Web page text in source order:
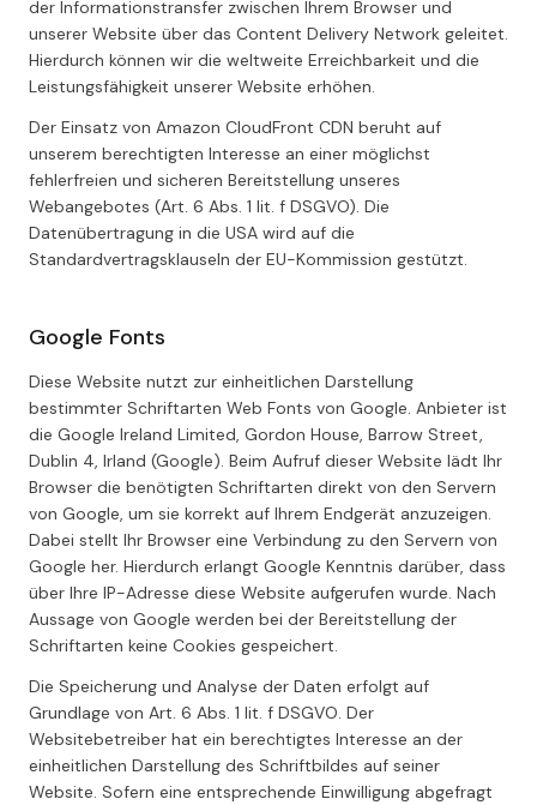
der Informationstransfer zwischen Ihrem Browser und
unserer Website über das Content Delivery Network geleitet.
Hierdurch können wir die weltweite Erreichbarkeit und die
Leistungsfähigkeit unserer Website erhöhen.
Der Einsatz von Amazon CloudFront CDN beruht auf
unserem berechtigten Interesse an einer möglichst
fehlerfreien und sicheren Bereitstellung unseres
Webangebotes (Art. 6 Abs. 1 lit. f DSGVO). Die
Datenübertragung in die USA wird auf die
Standardvertragsklauseln der EU-Kommission gestützt.
Google Fonts
Diese Website nutzt zur einheitlichen Darstellung
bestimmter Schriftarten Web Fonts von Google. Anbieter ist
die Google Ireland Limited, Gordon House, Barrow Street,
Dublin 4, Irland (Google). Beim Aufruf dieser Website lädt Ihr
Browser die benötigten Schriftarten direkt von den Servern
von Google, um sie korrekt auf Ihrem Endgerät anzuzeigen.
Dabei stellt Ihr Browser eine Verbindung zu den Servern von
Google her. Hierdurch erlangt Google Kenntnis darüber, dass
über Ihre IP-Adresse diese Website aufgerufen wurde. Nach
Aussage von Google werden bei der Bereitstellung der
Schriftarten keine Cookies gespeichert.
Die Speicherung und Analyse der Daten erfolgt auf
Grundlage von Art. 6 Abs. 1 lit. f DSGVO. Der
Websitebetreiber hat ein berechtigtes Interesse an der
einheitlichen Darstellung des Schriftbildes auf seiner
Website. Sofern eine entsprechende Einwilligung abgefragt